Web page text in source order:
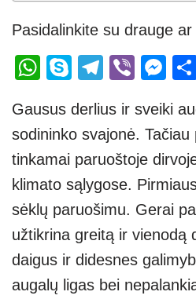
Pasidalinkite su drauge ar
W
at
s
A
p
p
S
p
e
T
e
gr
a
m
Vi
er
M
ss
e
n
g
er
Gausus derlius ir sveiki
sodininko svajonė.
tinkamai paruoštoje
klimato sąlygose.
sėklų paruošimu. Gerai
užtikrina greitą ir vienodą
daigus ir didesnes
augalų ligas bei